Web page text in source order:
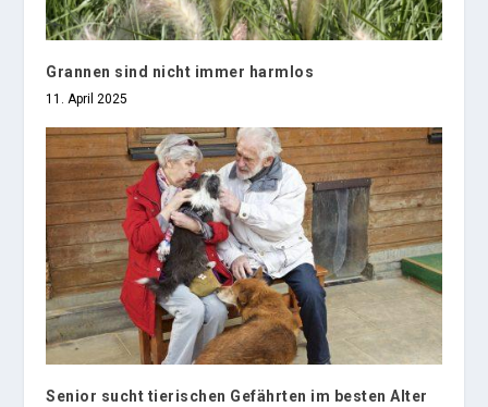
Grannen sind nicht immer harmlos
11. April 2025
Senior sucht tierischen Gefährten im besten Alter